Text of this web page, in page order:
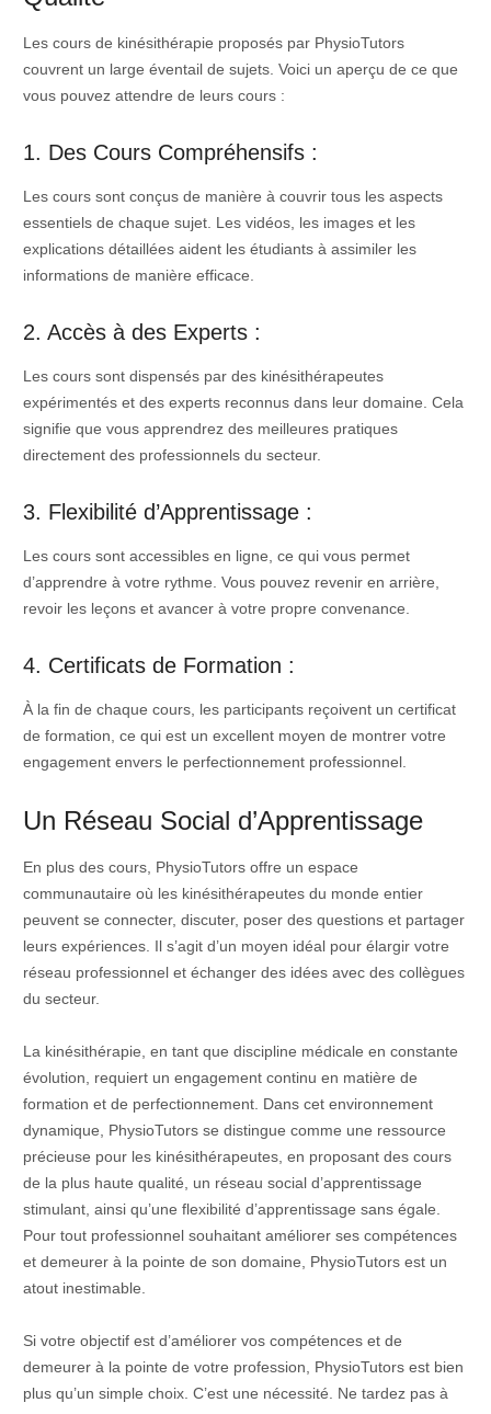
Les cours de kinésithérapie proposés par PhysioTutors
couvrent un large éventail de sujets. Voici un aperçu de ce que
vous pouvez attendre de leurs cours :
1. Des Cours Compréhensifs :
Les cours sont conçus de manière à couvrir tous les aspects
essentiels de chaque sujet. Les vidéos, les images et les
explications détaillées aident les étudiants à assimiler les
informations de manière efficace.
2. Accès à des Experts :
Les cours sont dispensés par des kinésithérapeutes
expérimentés et des experts reconnus dans leur domaine. Cela
signifie que vous apprendrez des meilleures pratiques
directement des professionnels du secteur.
3. Flexibilité d’Apprentissage :
Les cours sont accessibles en ligne, ce qui vous permet
d’apprendre à votre rythme. Vous pouvez revenir en arrière,
revoir les leçons et avancer à votre propre convenance.
4. Certificats de Formation :
À la fin de chaque cours, les participants reçoivent un certificat
de formation, ce qui est un excellent moyen de montrer votre
engagement envers le perfectionnement professionnel.
Un Réseau Social d’Apprentissage
En plus des cours, PhysioTutors offre un espace
communautaire où les kinésithérapeutes du monde entier
peuvent se connecter, discuter, poser des questions et partager
leurs expériences. Il s’agit d’un moyen idéal pour élargir votre
réseau professionnel et échanger des idées avec des collègues
du secteur.
La kinésithérapie, en tant que discipline médicale en constante
évolution, requiert un engagement continu en matière de
formation et de perfectionnement. Dans cet environnement
dynamique, PhysioTutors se distingue comme une ressource
précieuse pour les kinésithérapeutes, en proposant des cours
de la plus haute qualité, un réseau social d’apprentissage
stimulant, ainsi qu’une flexibilité d’apprentissage sans égale.
Pour tout professionnel souhaitant améliorer ses compétences
et demeurer à la pointe de son domaine, PhysioTutors est un
atout inestimable.
Si votre objectif est d’améliorer vos compétences et de
demeurer à la pointe de votre profession, PhysioTutors est bien
plus qu’un simple choix. C’est une nécessité. Ne tardez pas à